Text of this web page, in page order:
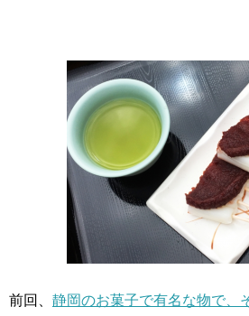
前回、 静岡のお菓子で有名な物で、